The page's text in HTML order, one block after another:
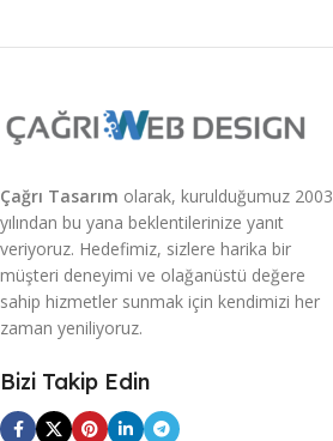
Çağrı Tasarım olarak, kurulduğumuz 2003
yılından bu yana beklentilerinize yanıt
veriyoruz. Hedefimiz, sizlere harika bir
müşteri deneyimi ve olağanüstü değere
sahip hizmetler sunmak için kendimizi her
zaman yeniliyoruz.
Bizi Takip Edin